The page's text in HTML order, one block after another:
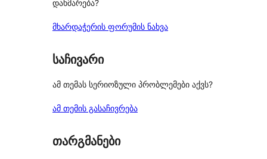
დახმარება?
მხარდაჭერის ფორუმის ნახვა
საჩივარი
ამ თემას სერიოზული პრობლემები აქვს?
ამ თემის გასაჩივრება
თარგმანები